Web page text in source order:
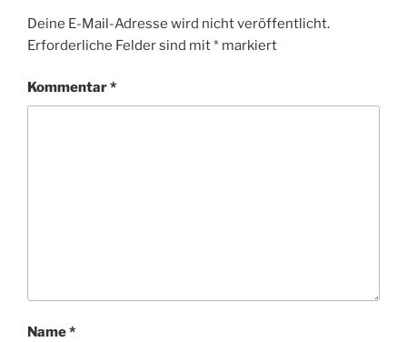
Deine E-Mail-Adresse wird nicht veröffentlicht.
Erforderliche Felder sind mit* markiert
Kommentar*
Name*